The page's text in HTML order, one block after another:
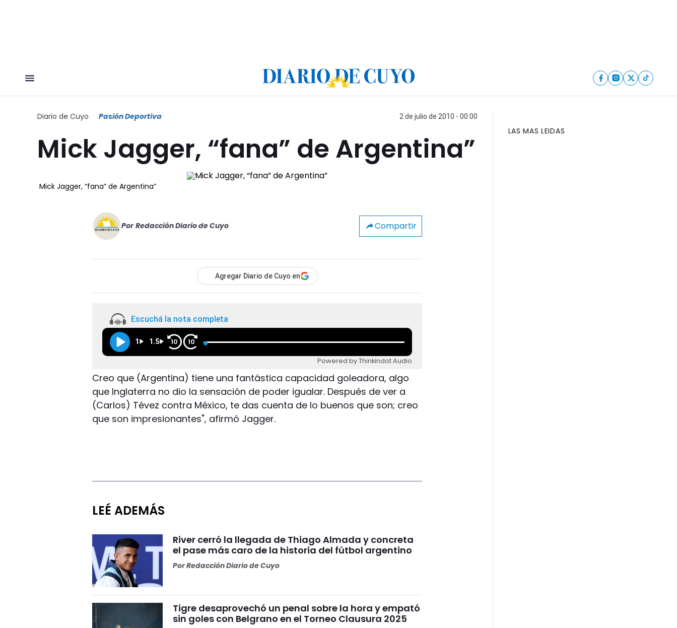
Diario de Cuyo Pasión Deportiva 2 de julio de 2010 - 00:00
Mick Jagger, “fana” de Argentina”
Mick Jagger, “fana” de Argentina”
Por Redacción Diario de Cuyo Compartir
Agregar Diario de Cuyo en
Escuchá la nota completa
1 1.5 10 10
Powered by Thinkindot Audio
Creo que (Argentina) tiene una fantástica capacidad goleadora, algo
que Inglaterra no dio la sensación de poder igualar. Después de ver a
(Carlos) Tévez contra México, te das cuenta de lo buenos que son; creo
que son impresionantes", afirmó Jagger.
LEÉ ADEMÁS
River cerró la llegada de Thiago Almada y concreta
el pase más caro de la historia del fútbol argentino
PorRedacción Diario de Cuyo
Tigre desaprovechó un penal sobre la hora y empató
sin goles con Belgrano en el Torneo Clausura 2025
LAS MAS LEIDAS